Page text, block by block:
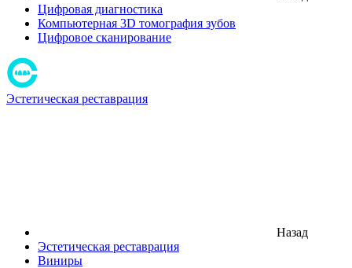
Цифровая диагностика
Компьютерная 3D томография зубов
Цифровое сканирование
Эстетическая реставрация
Назад
Эстетическая реставрация
Виниры